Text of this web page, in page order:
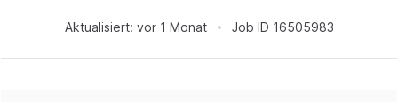
Aktualisiert: vor 1 Monat Job ID 16505983